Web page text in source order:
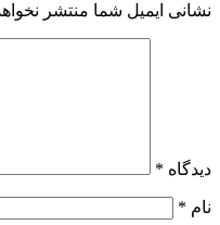
نشانی ایمیل شما منتشر
دیدگاه *
نام *